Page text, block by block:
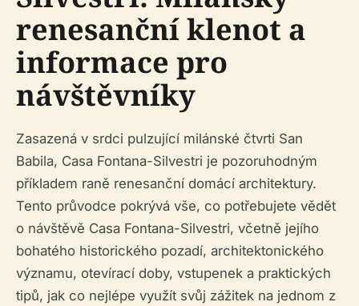
renesanční klenot a
informace pro
návštěvníky
Zasazená v srdci pulzující milánské čtvrti San
Babila, Casa Fontana-Silvestri je pozoruhodným
příkladem raně renesanční domácí architektury.
Tento průvodce pokrývá vše, co potřebujete vědět
o návštěvě Casa Fontana-Silvestri, včetně jejího
bohatého historického pozadí, architektonického
významu, otevírací doby, vstupenek a praktických
tipů, jak co nejlépe využít svůj zážitek na jednom z